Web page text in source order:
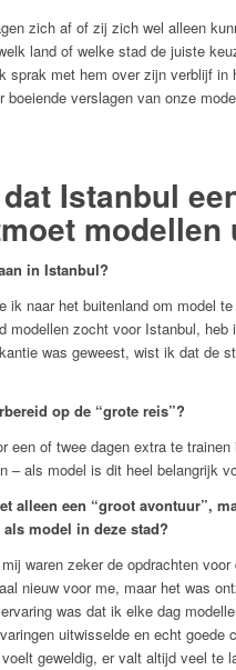
zich af of zij zich wel alleen
land of welke stad de juiste
sprak met hem over zijn verblijf in
boeiende verslagen van onze
Istanbul
modellen
in Istanbul?
ik naar het buitenland om model
modellen zocht voor Istanbul,
was geweest, wist ik dat de
op de “grote reis”?
een of twee dagen extra te
– als model is dit heel belangrijk
alleen een “groot avontuur”,
model in deze stad?
waren zeker de opdrachten
nieuw voor me, maar het was
was dat ik elke dag
uitwisselde en echt
geweldig, er valt altijd veel te